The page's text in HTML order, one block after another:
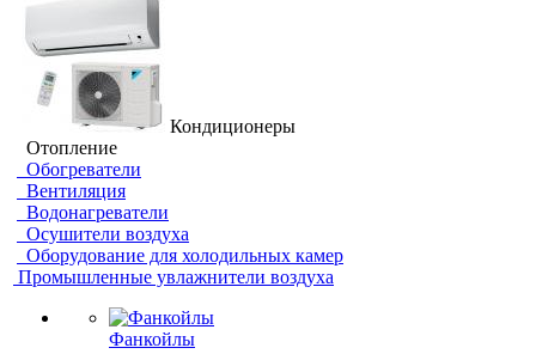
Кондиционеры
Отопление
Обогреватели
Вентиляция
Водонагреватели
Осушители воздуха
Оборудование для холодильных камер
Промышленные увлажнители воздуха
Фанкойлы